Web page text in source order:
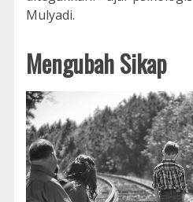
Mulyadi.
Mengubah Sikap